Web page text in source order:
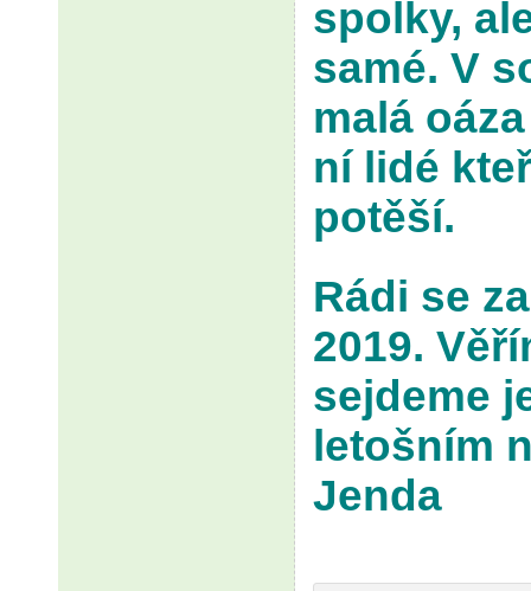
spolky,
samé. V
malá
ní lidé
potěší.
Rádi se
2019.
sejdeme
letošním
Jenda